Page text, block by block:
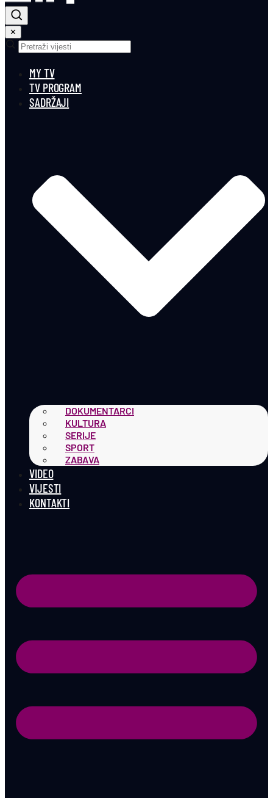
✕
MY TV
TV PROGRAM
SADRŽAJI
DOKUMENTARCI
KULTURA
SERIJE
SPORT
ZABAVA
VIDEO
VIJESTI
KONTAKTI